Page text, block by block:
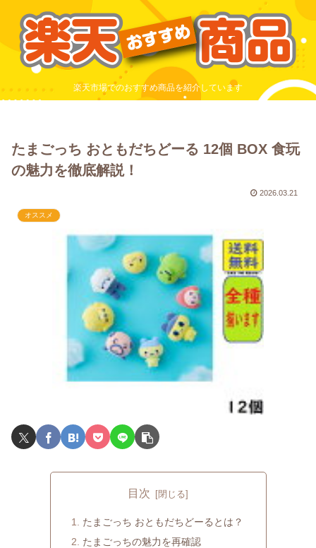
楽天市場でのおすすめ商品を紹介しています
たまごっち おともだちどーる 12個 BOX 食玩
の魅力を徹底解説！
2026.03.21
オススメ
目次
たまごっち おともだちどーるとは？
たまごっちの魅力を再確認